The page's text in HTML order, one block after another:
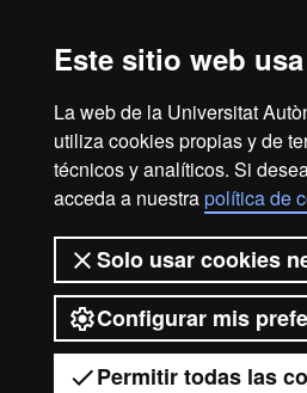
Este sitio web
La web de la Universitat
utiliza cookies propias y de
técnicos y analíticos. Si
acceda a nuestrapolítica de
Solo usar cookies
Configurar mis
Permitir todas las
universitarios españoles,cambio de
no titulados ( estudiantes
estudiantes internacionales:
titulados (reincorporaciones ,
titulados universitarios).
2026 Universitat